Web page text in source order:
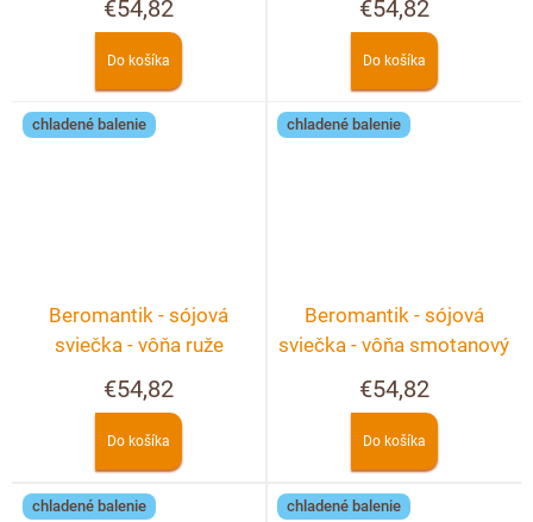
€54,82
Do košíka
€54,82
Do košíka
chladené balenie
Beromantik - sójová
sviečka - vôňa ruže
€54,82
Do košíka
chladené balenie
Beromantik - sójová
sviečka - vôňa smotanový
dezert
€54,82
Do košíka
chladené balenie chladené balenie